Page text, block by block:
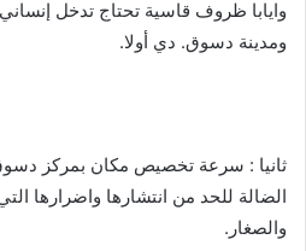
وايابا ظروف قاسية تحتاج تدخل
ومدينة دسوق. دي أولا.
ثانيا : سرعة تخصيص مكان بمركز دسوق
الضالة للحد من انتشارها واضرارها
والصغار.